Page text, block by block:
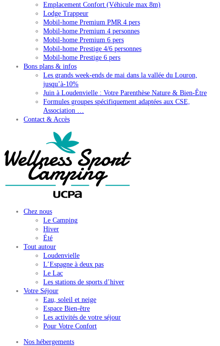
Emplacement Confort (Véhicule max 8m)
Lodge Trappeur
Mobil-home Premium PMR 4 pers
Mobil-home Premium 4 personnes
Mobil-home Premium 6 pers
Mobil-home Prestige 4/6 personnes
Mobil-home Prestige 6 pers
Bons plans & infos
Les grands week-ends de mai dans la vallée du Louron,
jusqu’à-10%
Juin à Loudenvielle : Votre Parenthèse Nature & Bien-Être
Formules groupes spécifiquement adaptées aux CSE,
Association …
Contact & Accès
Chez nous
Le Camping
Hiver
Été
Tout autour
Loudenvielle
L’Espagne à deux pas
Le Lac
Les stations de sports d’hiver
Votre Séjour
Eau, soleil et neige
Espace Bien-être
Les activités de votre séjour
Pour Votre Confort
Nos hébergements